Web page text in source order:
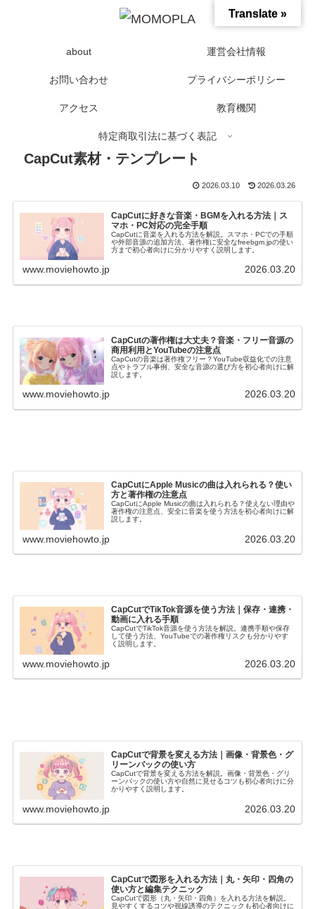
about 運営会社情報
お問い合わせ プライバシーポリシー
アクセス 教育機関
特定商取引法に基づく表記
CapCut素材・テンプレート
2026.03.10 2026.03.26
CapCutに好きな音楽・BGMを入れる方法｜ス
マホ・PC対応の完全手順
CapCutに音楽を入れる方法を解説。スマホ・PCでの手順
や外部音源の追加方法、著作権に安全なfreebgm.jpの使い
方まで初心者向けに分かりやすく説明します。
www.moviehowto.jp 2026.03.20
CapCutの著作権は大丈夫？音楽・フリー音源の
商用利用とYouTubeの注意点
CapCutの音楽は著作権フリー？YouTube収益化での注意
点やトラブル事例、安全な音源の選び方を初心者向けに解
説します。
www.moviehowto.jp 2026.03.20
CapCutにApple Musicの曲は入れられる？使い
方と著作権の注意点
CapCutにApple Musicの曲は入れられる？使えない理由や
著作権の注意点、安全に音楽を使う方法を初心者向けに解
説します。
www.moviehowto.jp 2026.03.20
CapCutでTikTok音源を使う方法｜保存・連携・
動画に入れる手順
CapCutでTikTok音源を使う方法を解説。連携手順や保存
して使う方法、YouTubeでの著作権リスクも分かりやす
く説明します。
www.moviehowto.jp 2026.03.20
CapCutで背景を変える方法｜画像・背景色・グ
リーンバックの使い方
CapCutで背景を変える方法を解説。画像・背景色・グリ
ーンバックの使い方や自然に見せるコツも初心者向けに分
かりやすく説明します。
www.moviehowto.jp 2026.03.20
CapCutで図形を入れる方法｜丸・矢印・四角の
使い方と編集テクニック
CapCutで図形（丸・矢印・四角）を入れる方法を解説。
見やすくするコツや視線誘導のテクニックも初心者向けに
Translate »